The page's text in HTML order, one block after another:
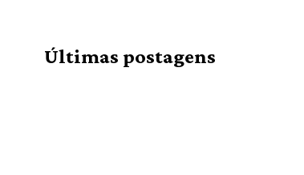
Últimas postagens